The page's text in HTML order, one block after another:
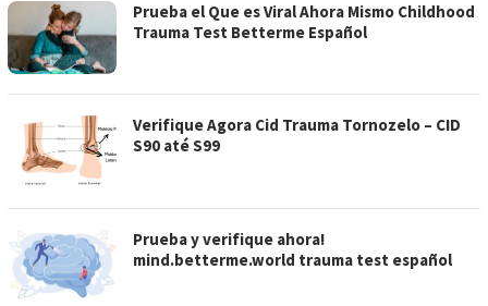
Prueba el Que es Viral Ahora Mismo Childhood
Trauma Test Betterme Español
Verifique Agora Cid Trauma Tornozelo – CID
S90 até S99
Prueba y verifique ahora!
mind.betterme.world trauma test español